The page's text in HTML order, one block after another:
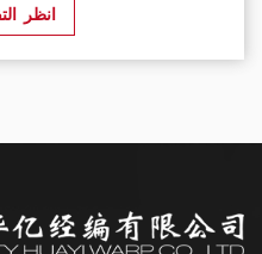
انظر